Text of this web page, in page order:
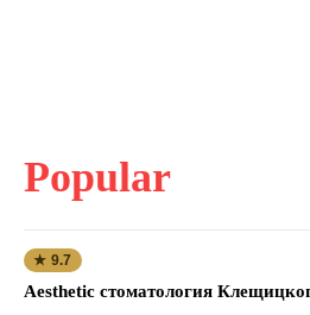
Popular
★ 9.7
Aesthetic стоматология